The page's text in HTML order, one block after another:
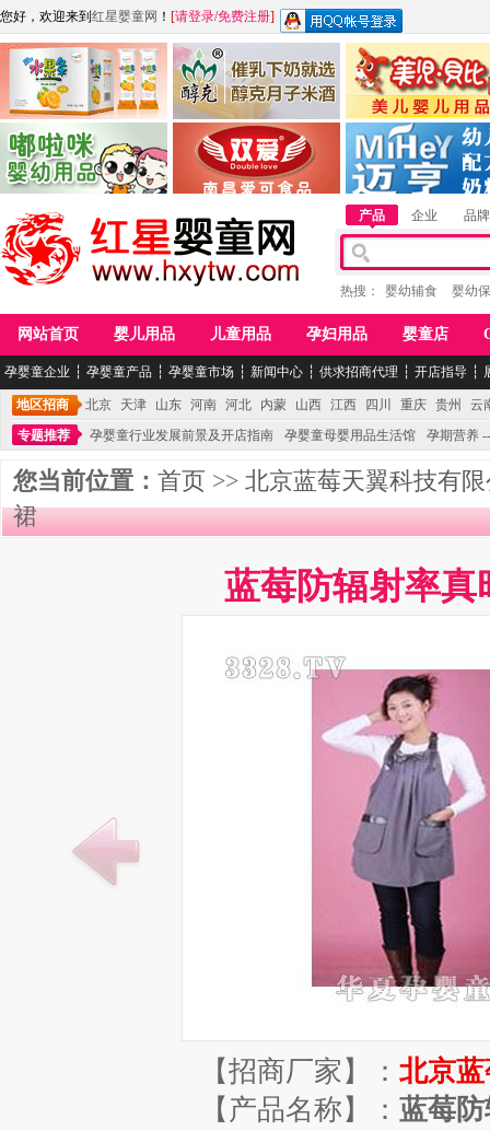
您好，欢迎来到 红星婴童网 ！ [请登录/免费注册]
江西麦嘟嘟食品有限公司
青岛嘟啦咪婴幼儿用品公司
江西醇之客月子米酒 惠州市美儿婴儿用品
湖南迈亨母婴用品有限
产品 企业 品牌
热搜： 婴幼辅食 婴幼
网站首页 婴儿用品 儿童用品 孕妇用品 婴童店
孕婴童企业 ┆ 孕婴童产品 ┆ 孕婴童市场 ┆ 新闻中心 ┆ 供求招商代理 ┆ 开店指导 ┆
地区招商 北京 天津 山东 河南 河北 内蒙 山西 江西 四川 重庆 贵州
云
专题推荐
孕婴童行业发展前景及开店指南 孕婴童母婴用品生活馆 孕期营养
您当前位置： 首页 >> 北京蓝莓天翼科技有
裙
蓝莓防辐射率真
【招商厂家】： 北京
【产品名称】： 蓝莓